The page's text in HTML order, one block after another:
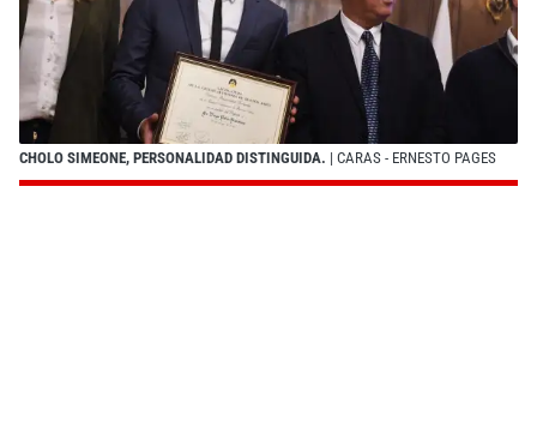
CHOLO SIMEONE, PERSONALIDAD DISTINGUIDA. | CARAS - ERNESTO PAGES